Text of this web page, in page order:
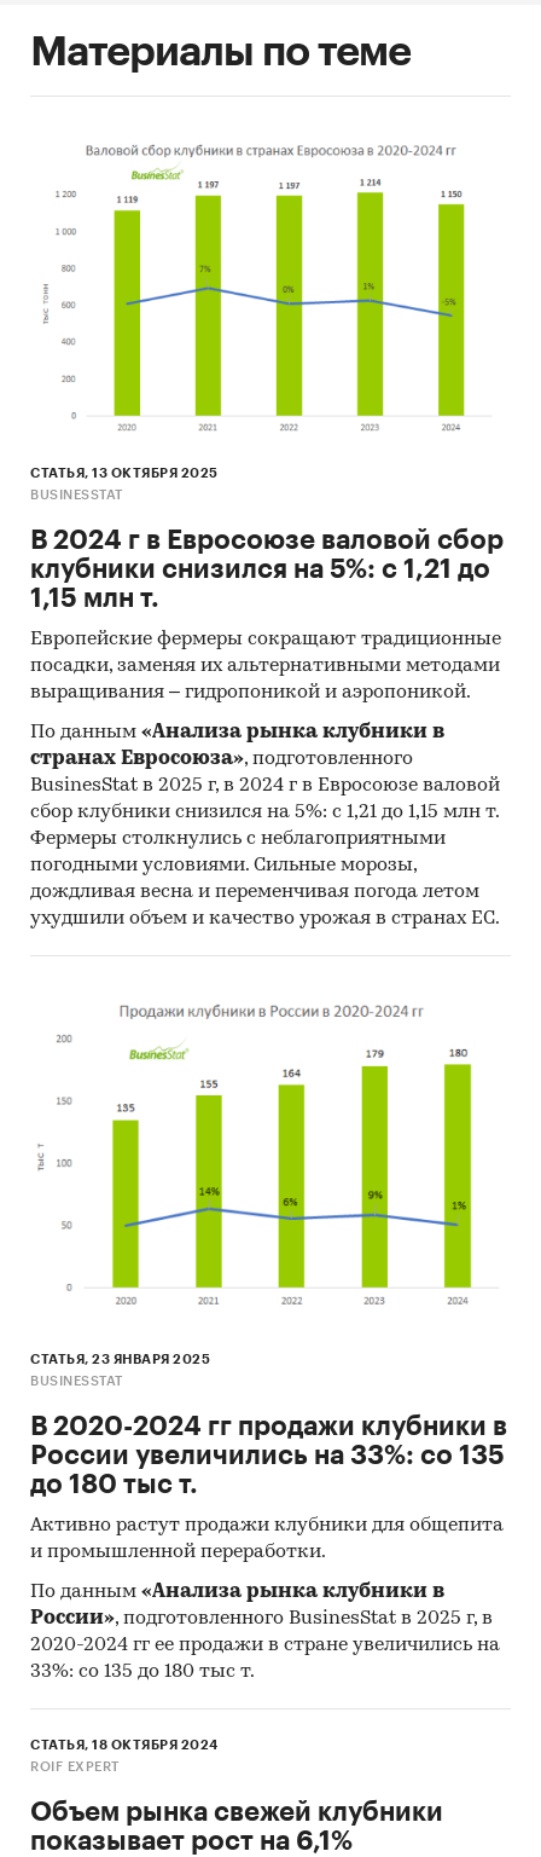
Материалы по теме
СТАТЬЯ, 13 ОКТЯБРЯ 2025
BUSINESSTAT
В 2024 г в Евросоюзе валовой сбор
клубники снизился на 5%: с 1,21 до
1,15 млн т.
Европейские фермеры сокращают традиционные
посадки, заменяя их альтернативными методами
выращивания – гидропоникой и аэропоникой.
По данным «Анализа рынка клубники в
странах Евросоюза», подготовленного
BusinesStat в 2025 г, в 2024 г в Евросоюзе валовой
сбор клубники снизился на 5%: с 1,21 до 1,15 млн т.
Фермеры столкнулись с неблагоприятными
погодными условиями. Сильные морозы,
дождливая весна и переменчивая погода летом
ухудшили объем и качество урожая в странах ЕС.
СТАТЬЯ, 23 ЯНВАРЯ 2025
BUSINESSTAT
В 2020-2024 гг продажи клубники в
России увеличились на 33%: со 135
до 180 тыс т.
Активно растут продажи клубники для общепита
и промышленной переработки.
По данным «Анализа рынка клубники в
России», подготовленного BusinesStat в 2025 г, в
2020-2024 гг ее продажи в стране увеличились на
33%: со 135 до 180 тыс т.
СТАТЬЯ, 18 ОКТЯБРЯ 2024
ROIF EXPERT
Объем рынка свежей клубники
показывает рост на 6,1%